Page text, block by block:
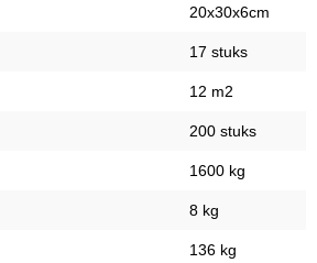
20x30x6cm
17 stuks
12 m2
200 stuks
1600 kg
8 kg
136 kg